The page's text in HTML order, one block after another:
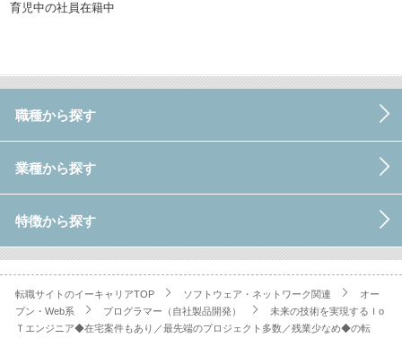
育児中の社員在籍中
職種から探す
業種から探す
特徴から探す
転職サイトのイーキャリアTOP ソフトウェア・ネットワーク関連
オー
プン・Web系
プログラマー（自社製品開発）
未来の技術を実現するＩo
Ｔエンジニア◆在宅案件もあり／最先端のプロジェクト多数／残業少なめ◆の転